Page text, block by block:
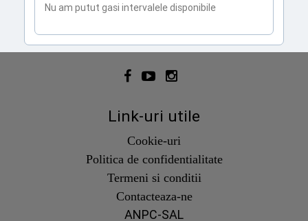
Nu am putut gasi intervalele disponibile
Link-uri utile
Cookie-uri
Politica de confidentialitate
Termeni si conditii
Contacteaza-ne
ANPC-SAL